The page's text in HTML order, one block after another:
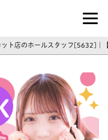
・転職ならパチンコヒーロ
ット店のホールスタッフ[5632]